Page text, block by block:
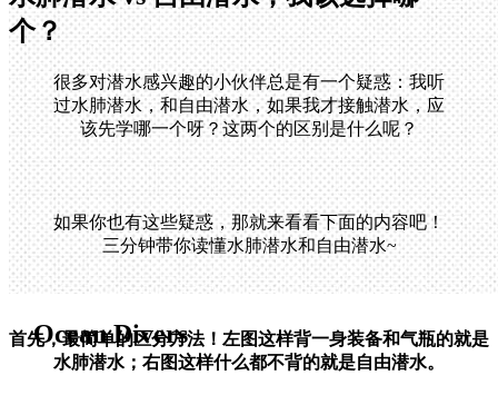
Ocean Divers
个？
很多对潜水感兴趣的小伙伴总是有一个疑惑：我听
过水肺潜水，和自由潜水，如果我才接触潜水，应
该先学哪一个呀？这两个的区别是什么呢？
如果你也有这些疑惑，那就来看看下面的内容吧！
三分钟带你读懂水肺潜水和自由潜水~
首先，最简单的区分方法！左图这样背一身装备和气瓶的就是
水肺潜水；右图这样什么都不背的就是自由潜水。